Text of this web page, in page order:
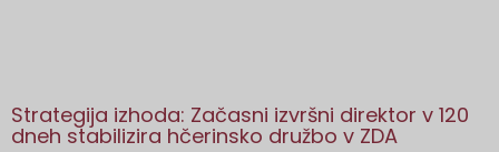
Strategija izhoda: Začasni izvršni direktor v 120
dneh stabilizira hčerinsko družbo v ZDA